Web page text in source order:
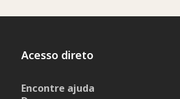
Acesso direto
Encontre ajuda